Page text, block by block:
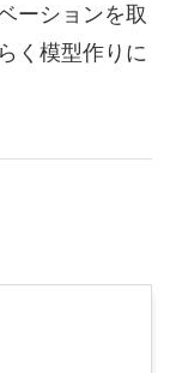
ーションを取
く模型作りに